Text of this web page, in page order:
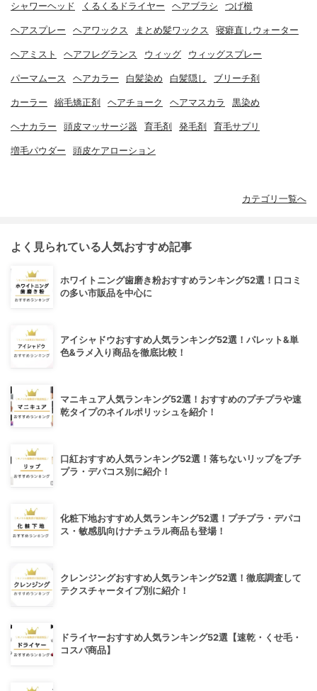
シャワーヘッド くるくるドライヤー ヘアブラシ つげ櫛
ヘアスプレー ヘアワックス まとめ髪ワックス 寝癖直しウォーター
ヘアミスト ヘアフレグランス ウィッグ ウィッグスプレー
パーマムース ヘアカラー 白髪染め 白髪隠し ブリーチ剤
カーラー 縮毛矯正剤 ヘアチョーク ヘアマスカラ 黒染め
ヘナカラー 頭皮マッサージ器 育毛剤 発毛剤 育毛サプリ
増毛パウダー 頭皮ケアローション
カテゴリ一覧へ
よく見られている人気おすすめ記事
ホワイトニング歯磨き粉おすすめランキング52選！口コミ
の多い市販品を中心に
アイシャドウおすすめ人気ランキング52選！パレット&単
色&ラメ入り商品を徹底比較！
マニキュア人気ランキング52選！おすすめのプチプラや速
乾タイプのネイルポリッシュを紹介！
口紅おすすめ人気ランキング52選！落ちないリップをプチ
プラ・デパコス別に紹介！
化粧下地おすすめ人気ランキング52選！プチプラ・デパコ
ス・敏感肌向けナチュラル商品も登場！
クレンジングおすすめ人気ランキング52選！徹底調査して
テクスチャータイプ別に紹介！
ドライヤーおすすめ人気ランキング52選【速乾・くせ毛・
コスパ商品】